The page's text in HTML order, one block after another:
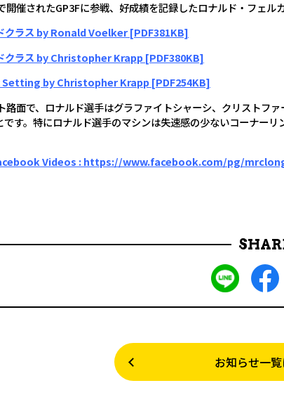
催されたGP3Fに参戦、好成績を記録したロナルド・フェル
クラス by Ronald Voelker [PDF381KB]
クラス by Christopher Krapp [PDF380KB]
by Christopher Krapp [PDF254KB]
面で、ロナルド選手はグラファイトシャーシ、クリストフ
す。特にロナルド選手のマシンは失速感の少ないコーナー
Videos : https://www.facebook.com/pg/
お知らせ一